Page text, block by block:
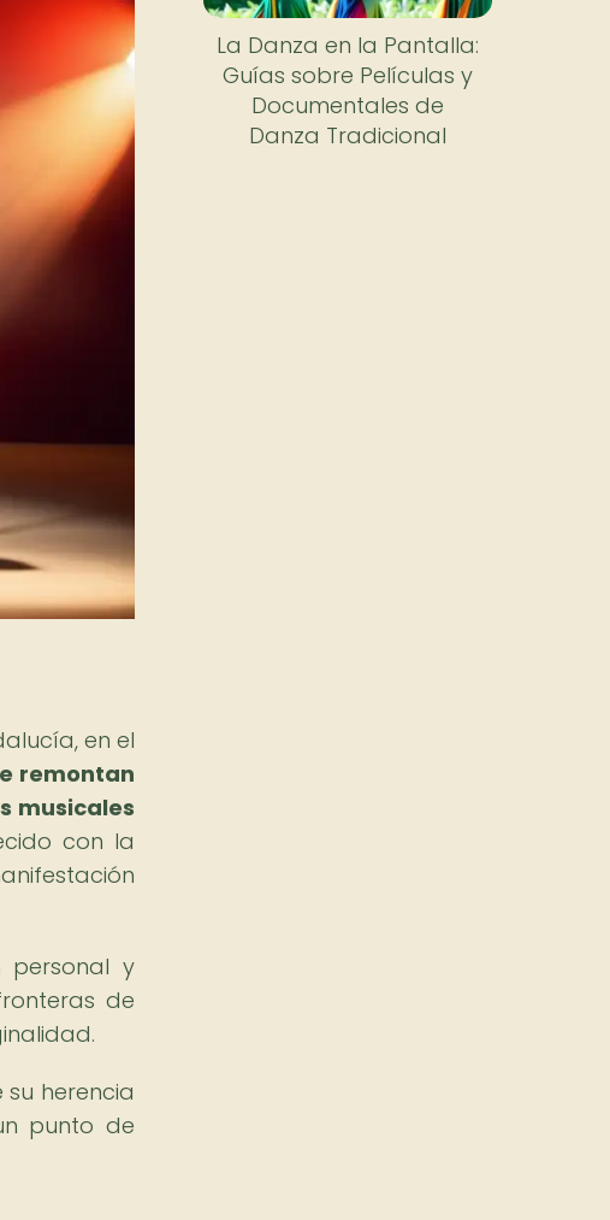
en el
remontan
musicales
con la
personal y
de
herencia
punto de
La Danza en la Pantalla:
Guías sobre Películas y
Documentales de
Danza Tradicional